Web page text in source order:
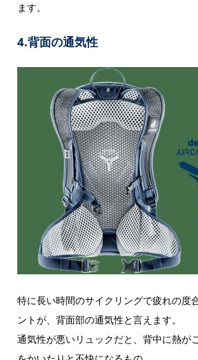
ます。
4.背面の通気性
特に長い時間のサイクリングで疲れの度
ントが、背面部の通気性と言えます。
通気性が悪いリュックだと、背中に熱が